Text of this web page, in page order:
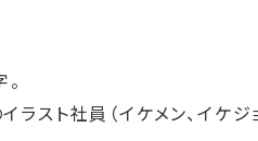
ラスト社員（イケメン、イケ